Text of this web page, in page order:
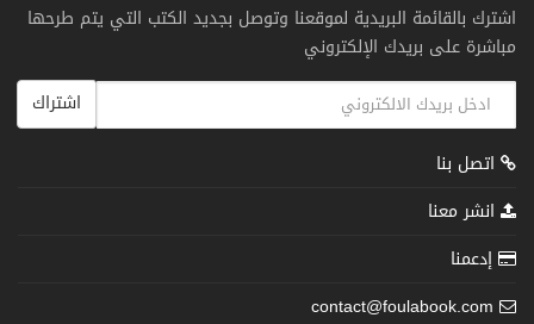
اشترك بالقائمة البريدية لموقعنا وتوصل بجديد الكتب التي يتم طرحها
مباشرة على بريدك الإلكتروني
اشتراك
اتصل بنا
انشر معنا
إدعمنا
contact@foulabook.com